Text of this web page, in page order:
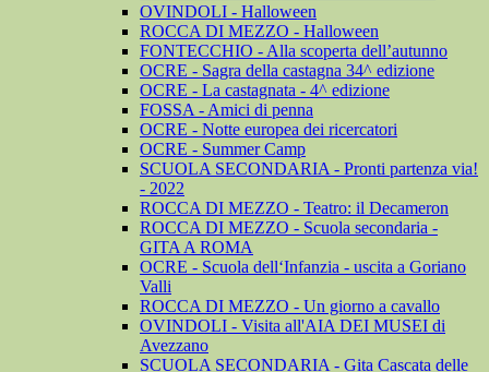
OVINDOLI - Halloween
ROCCA DI MEZZO - Halloween
FONTECCHIO - Alla scoperta dell’autunno
OCRE - Sagra della castagna 34^ edizione
OCRE - La castagnata - 4^ edizione
FOSSA - Amici di penna
OCRE - Notte europea dei ricercatori
OCRE - Summer Camp
SCUOLA SECONDARIA - Pronti partenza via!
- 2022
ROCCA DI MEZZO - Teatro: il Decameron
ROCCA DI MEZZO - Scuola secondaria -
GITA A ROMA
OCRE - Scuola dell‘Infanzia - uscita a Goriano
Valli
ROCCA DI MEZZO - Un giorno a cavallo
OVINDOLI - Visita all'AIA DEI MUSEI di
Avezzano
SCUOLA SECONDARIA - Gita Cascata delle